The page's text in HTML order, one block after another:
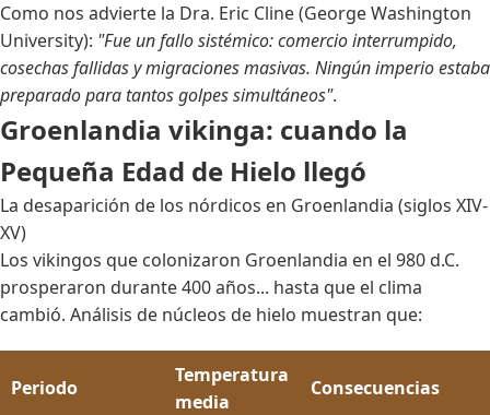
Como nos advierte la Dra. Eric Cline (George Washington
University): "Fue un fallo sistémico: comercio interrumpido,
cosechas fallidas y migraciones masivas. Ningún imperio estaba
preparado para tantos golpes simultáneos".
Groenlandia vikinga: cuando la
Pequeña Edad de Hielo llegó
La desaparición de los nórdicos en Groenlandia (siglos XIV-
XV)
Los vikingos que colonizaron Groenlandia en el 980 d.C.
prosperaron durante 400 años... hasta que el clima
cambió. Análisis de núcleos de hielo muestran que:
Periodo
Temperatura
media
Consecuencias